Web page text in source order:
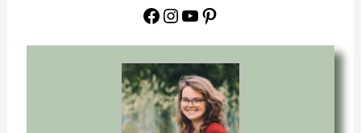
Facebook Instagram YouTube Pinterest